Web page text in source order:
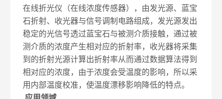
在线折光仪（在线浓度传感器），由发光源、蓝宝
石折射、收光器与信号调制电路组成，发光源发出
稳定的光信号透过蓝宝石与被测介质接触，通过被
测介质的浓度产生相对应的折射率，收光器将采集
到的折射光源计算出折射率从而通过数据算法得到
相对应的浓度，由于浓度会受温度的影响，所以采
用内部温度校准，使温度漂移影响降低的特点。